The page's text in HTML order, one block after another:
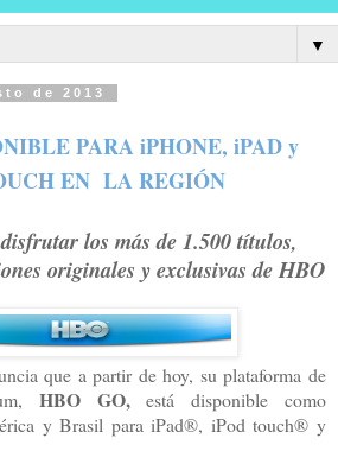
▼
de 2013
PARA iPHONE, iPAD y
EN LA REGIÓN
los más de 1.500 títulos,
originales y exclusivas de HBO
que a partir de hoy, su plataforma de
HBO GO,está disponible como
y Brasil para iPad®, iPod touch® y